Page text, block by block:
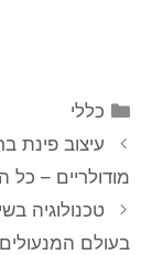
קטגוריות
כללי
ניווט
פוסטים
עיצוב פינת
מודולריים –
טכנולוגיה
בעולם